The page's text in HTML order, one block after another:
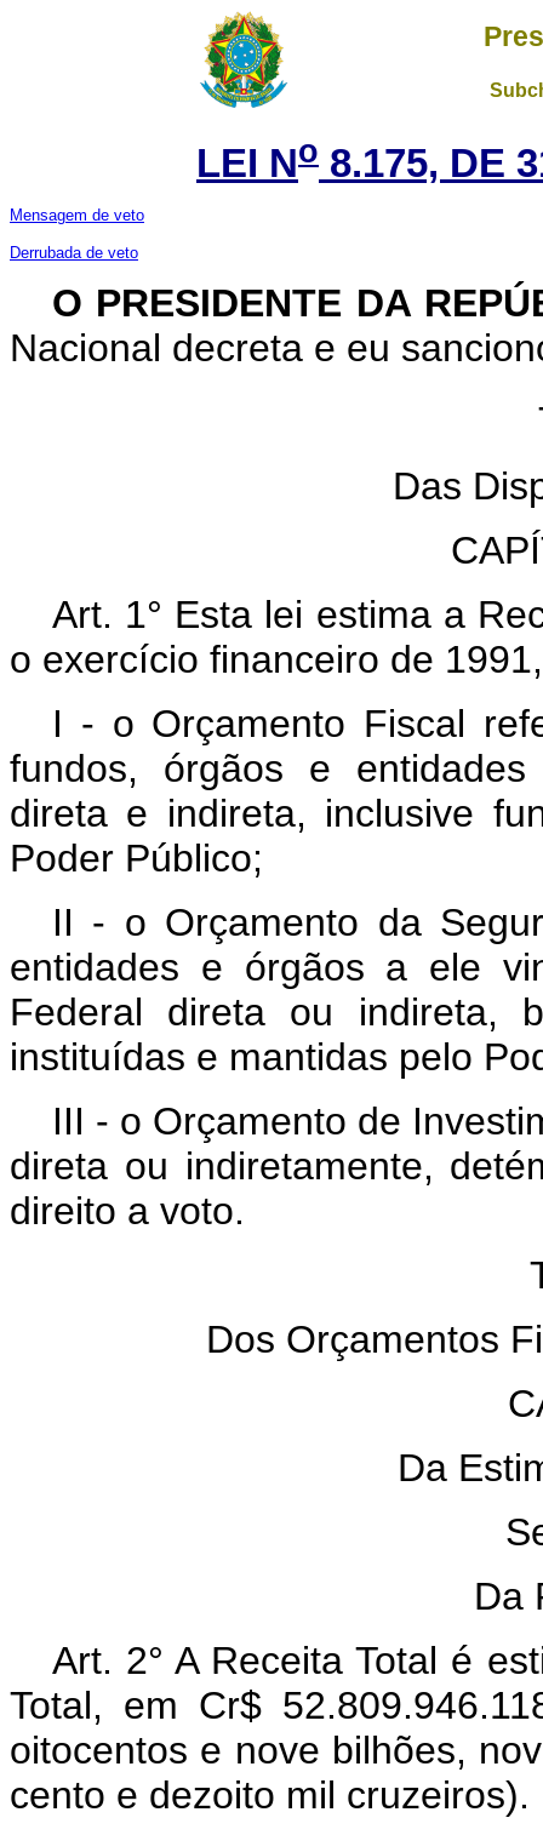
LEI No 8.175, DE
Mensagem de veto
Derrubada de veto
O PRESIDENTE DA
Nacional decreta e eu
Das
Art. 1° Esta lei estima a
o exercício financeiro de
I - o Orçamento Fiscal
fundos, órgãos e
direta e indireta, inclusive
Poder Público;
II - o Orçamento da
entidades e órgãos a ele
Federal direta ou indireta,
instituídas e mantidas pelo
III - o Orçamento de
direta ou indiretamente,
direito a voto.
Dos Orçamentos
Da
Da
Art. 2° A Receita Total é
Total, em Cr$
oitocentos e nove bilhões,
cento e dezoito mil cruzeiros).